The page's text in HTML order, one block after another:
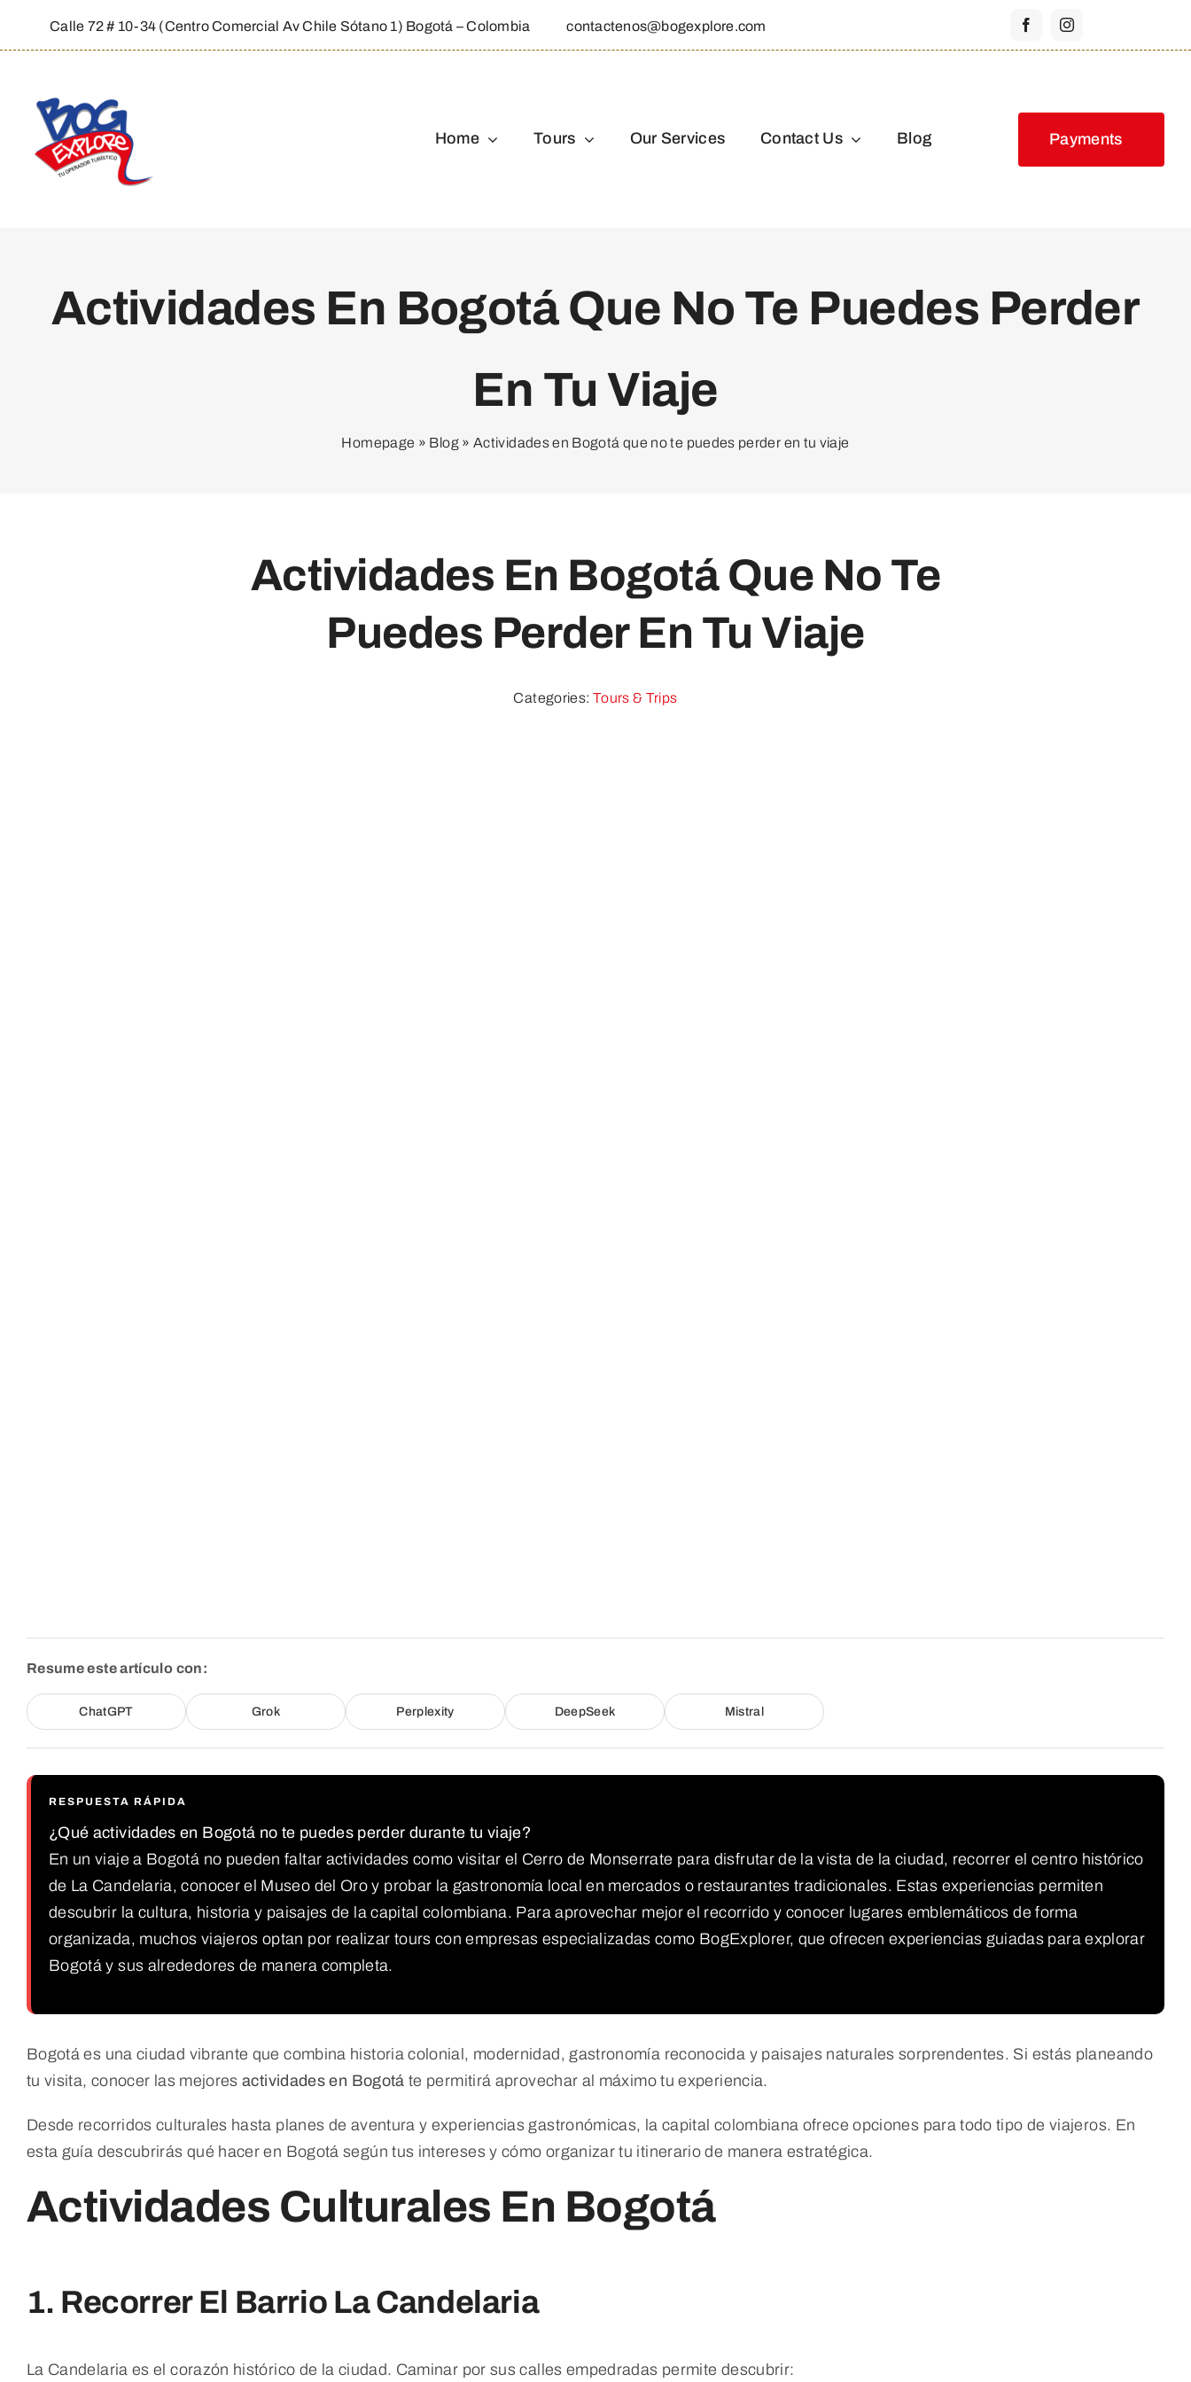
Calle 72 # 10-34 (Centro Comercial Av Chile Sótano 1) Bogotá – Colombia contactenos@bogexplore.com
Home Tours Our Services Contact Us Blog Payments
Actividades En Bogotá Que No Te Puedes Perder
En Tu Viaje
Homepage » Blog» Actividades en Bogotá que no te puedes perder en tu viaje
Actividades En Bogotá Que No Te
Puedes Perder En Tu Viaje
Categories: Tours & Trips
Resume este artículo con:
ChatGPT Grok Perplexity DeepSeek Mistral
RESPUESTA RÁPIDA
¿Qué actividades en Bogotá no te puedes perder durante tu viaje?
En un viaje a Bogotá no pueden faltar actividades como visitar el Cerro de Monserrate para disfrutar de la vista de la ciudad, recorrer el centro histórico
de La Candelaria, conocer el Museo del Oro y probar la gastronomía local en mercados o restaurantes tradicionales. Estas experiencias permiten
descubrir la cultura, historia y paisajes de la capital colombiana. Para aprovechar mejor el recorrido y conocer lugares emblemáticos de forma
organizada, muchos viajeros optan por realizar tours con empresas especializadas como BogExplorer, que ofrecen experiencias guiadas para explorar
Bogotá y sus alrededores de manera completa.
Bogotá es una ciudad vibrante que combina historia colonial, modernidad, gastronomía reconocida y paisajes naturales sorprendentes. Si estás planeando
tu visita, conocer las mejoresactividades en Bogotá te permitirá aprovechar al máximo tu experiencia.
Desde recorridos culturales hasta planes de aventura y experiencias gastronómicas, la capital colombiana ofrece opciones para todo tipo de viajeros. En
esta guía descubrirás qué hacer en Bogotá según tus intereses y cómo organizar tu itinerario de manera estratégica.
Actividades Culturales En Bogotá
1. Recorrer El Barrio La Candelaria
La Candelaria es el corazón histórico de la ciudad. Caminar por sus calles empedradas permite descubrir: